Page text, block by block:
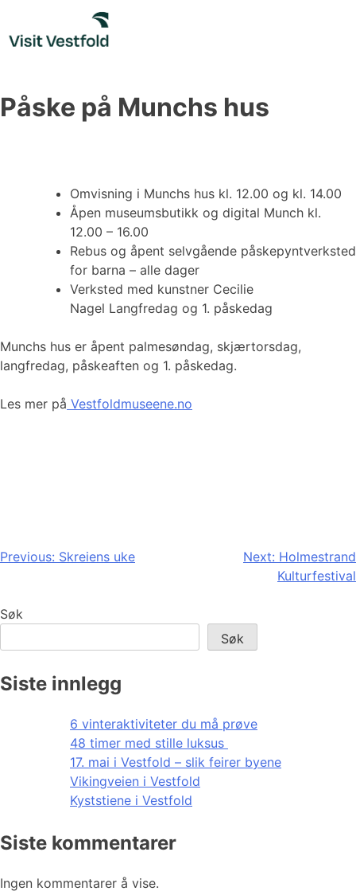
content
Påske på Munchs hus
Omvisning i Munchs hus kl. 12.00 og kl. 14.00
Åpen museumsbutikk og digital Munch kl.
12.00 – 16.00
Rebus og åpent selvgående påskepyntverksted
for barna – alle dager
Verksted med kunstner Cecilie
Nagel Langfredag og 1. påskedag
Munchs hus er åpent palmesøndag, skjærtorsdag,
langfredag, påskeaften og 1. påskedag.
Les mer på Vestfoldmuseene.no
Innleggsnavigasjon
Previous: Skreiens uke Next: Holmestrand
Kulturfestival
Søk
Søk
Siste innlegg
6 vinteraktiviteter du må prøve
48 timer med stille luksus
17. mai i Vestfold – slik feirer byene
Vikingveien i Vestfold
Kyststiene i Vestfold
Siste kommentarer
Ingen kommentarer å vise.